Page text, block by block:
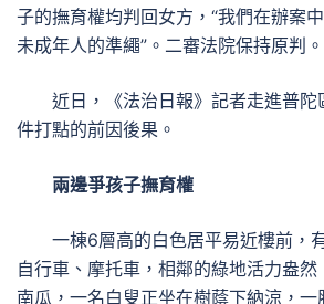
子的撫育權均判回女方，“我們在辦案
未成年人的準繩”。二審法院保持原判。
近日，《法治日報》記者走進普
件打點的前因後果。
兩邊爭孩子撫育權
一棟6層高的白色居平易近樓前，
自行車、摩托車，相鄰的綠地活力盎
南瓜，一名白叟正坐在樹蔭下納涼，